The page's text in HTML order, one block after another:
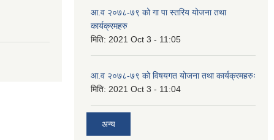
आ.व २०७८-७९ को गा पा स्तरिय योजना तथा
कार्यक्रमहरु
मिति: 2021 Oct 3 - 11:05
आ.व २०७८-७९ को विषयगत योजना तथा कार्यक्रमहरुः
मिति: 2021 Oct 3 - 11:04
अन्य